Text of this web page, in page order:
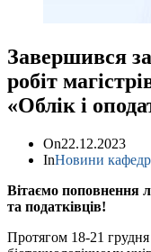
Завершився
робіт
«Облік і
On22.12.2023
InНовини
Вітаємо поповнення
та податківців!
Протягом 18-21